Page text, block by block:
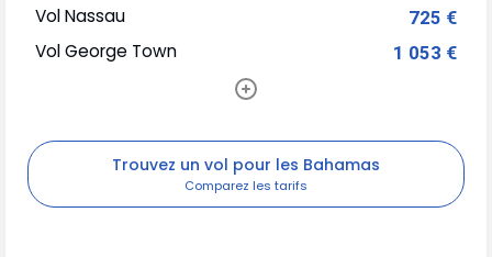
Vol Nassau 725 €
Vol George Town 1 053 €
Trouvez un vol pour les Bahamas